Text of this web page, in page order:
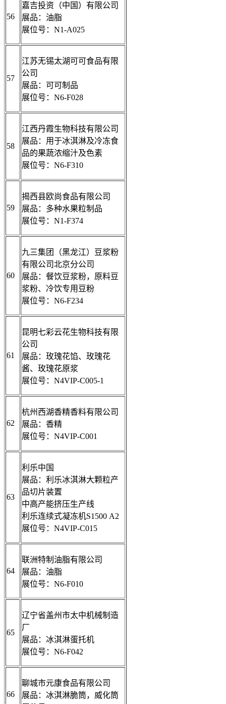
56
嘉吉投资（中国）有限公司
展品：油脂
展位号：N1-A025
57
江苏无锡太湖可可食品有限
公司
展品：可可制品
展位号：N6-F028
58
江西丹霞生物科技有限公司
展品：用于冰淇淋及冷冻食
品的果蔬浓缩汁及色素
展位号：N6-F310
59
揭西县欧尚食品有限公司
展品：多种水果粒制品
展位号：N1-F374
60
九三集团（黑龙江）豆浆粉
有限公司北京分公司
展品：餐饮豆浆粉，原料豆
浆粉、冷饮专用豆粉
展位号：N6-F234
61
昆明七彩云花生物科技有限
公司
展品：玫瑰花馅、玫瑰花
酱、玫瑰花原浆
展位号：N4VIP-C005-1
62
杭州西湖香精香料有限公司
展品：香精
展位号：N4VIP-C001
63
利乐中国
展品：利乐冰淇淋大颗粒产
品切片装置
中高产能挤压生产线
利乐连续式凝冻机S1500 A2
展位号：N4VIP-C015
64
联洲特制油脂有限公司
展品：油脂
展位号：N6-F010
65
辽宁省盖州市太中机械制造
厂
展品：冰淇淋蛋托机
展位号：N6-F042
66
聊城市元康食品有限公司
展品：冰淇淋脆筒，威化筒